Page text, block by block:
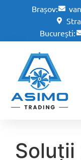
Brașov:
București: